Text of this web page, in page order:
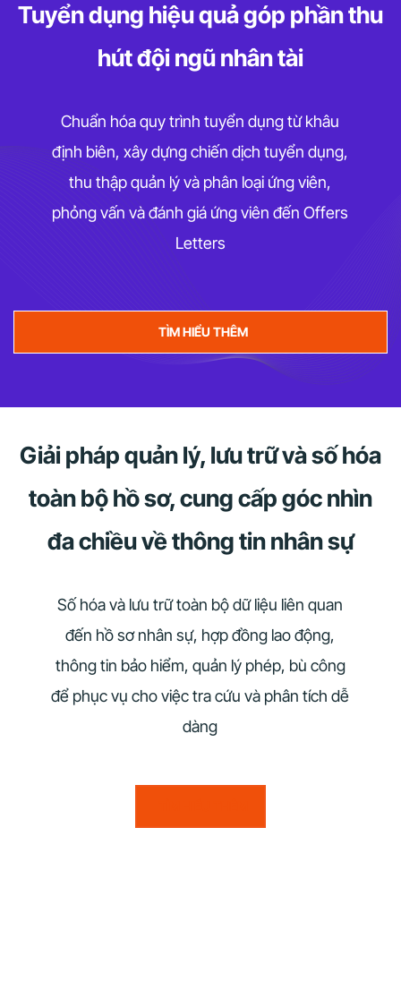
Tuyển dụng hiệu quả góp phần thu
hút đội ngũ nhân tài
Chuẩn hóa quy trình tuyển dụng từ khâu
định biên, xây dựng chiến dịch tuyển dụng,
thu thập quản lý và phân loại ứng viên,
phỏng vấn và đánh giá ứng viên đến Offers
Letters
TÌM HIỂU THÊM
Giải pháp quản lý, lưu trữ và số hóa
toàn bộ hồ sơ, cung cấp góc nhìn
đa chiều về thông tin nhân sự
Số hóa và lưu trữ toàn bộ dữ liệu liên quan
đến hồ sơ nhân sự, hợp đồng lao động,
thông tin bảo hiểm, quản lý phép, bù công
để phục vụ cho việc tra cứu và phân tích dễ
dàng